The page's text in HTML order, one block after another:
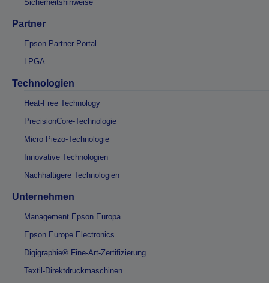
Sicherheitshinweise
Partner
Epson Partner Portal
LPGA
Technologien
Heat-Free Technology
PrecisionCore-Technologie
Micro Piezo-Technologie
Innovative Technologien
Nachhaltigere Technologien
Unternehmen
Management Epson Europa
Epson Europe Electronics
Digigraphie® Fine-Art-Zertifizierung
Textil-Direktdruckmaschinen